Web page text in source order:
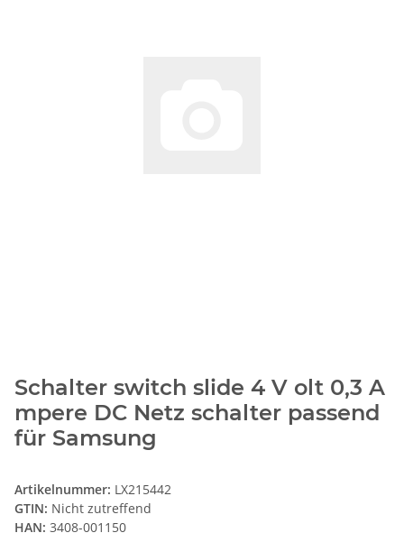
Schalter switch slide 4 V olt 0,3 A
mpere DC Netz schalter passend
für Samsung
Artikelnummer: LX215442
GTIN: Nicht zutreffend
HAN: 3408-001150